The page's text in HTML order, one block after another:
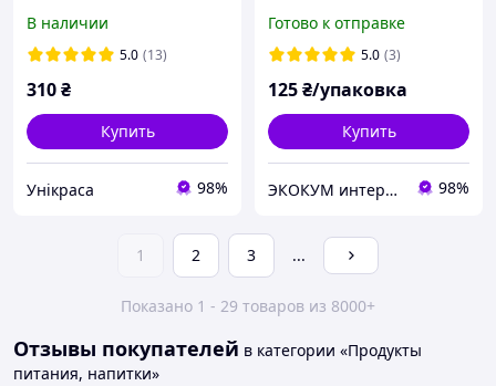
В наличии
5.0 (13)
310₴
Купить
Унікраса 98%
Готово к отправке
5.0 (3)
125₴/упаковка
Купить
ЭКОКУМ интернет магазин 98%
1 2 3 ...
Показано 1 - 29 товаров из 8000+
Отзывы покупателей в категории «Продукты
питания, напитки»